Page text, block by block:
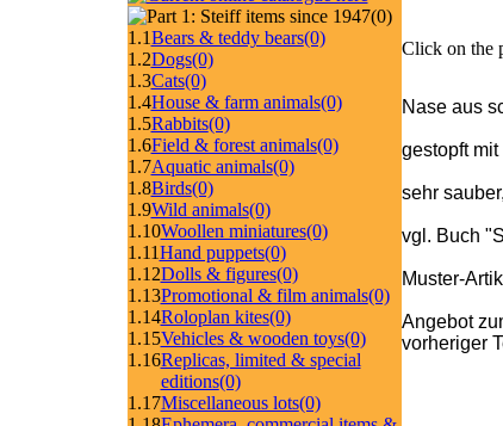
(0)
1.1Bears & teddy bears(0)
1.2Dogs(0)
1.3Cats(0)
1.4House & farm animals(0)
1.5Rabbits(0)
1.6Field & forest animals(0)
1.7Aquatic animals(0)
1.8Birds(0)
1.9Wild animals(0)
1.10Woollen miniatures(0)
1.11Hand puppets(0)
1.12Dolls & figures(0)
1.13Promotional & film animals(0)
1.14Roloplan kites(0)
1.15Vehicles & wooden toys(0)
1.16Replicas, limited & special
editions(0)
1.17Miscellaneous lots(0)
Click on the
Nase aus
gestopft
sehr
vgl. Buch
Muster-
Angebot
vorheriger